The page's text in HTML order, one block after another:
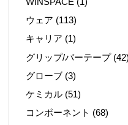
ウェア (113)
キャリア (1)
グリップ/バーテープ(42)
グローブ (3)
ケミカル (51)
コンポーネント (68)